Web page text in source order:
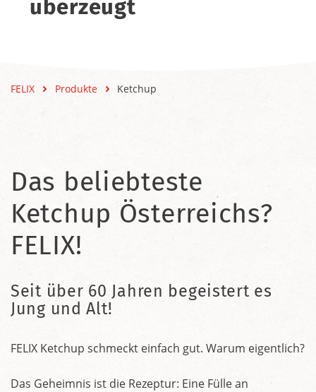
überzeugt
FELIX Produkte Ketchup
Das beliebteste
Ketchup Österreichs?
FELIX!
Seit über 60 Jahren begeistert es
Jung und Alt!
FELIX Ketchup schmeckt einfach gut. Warum eigentlich?
Das Geheimnis ist die Rezeptur: Eine Fülle an